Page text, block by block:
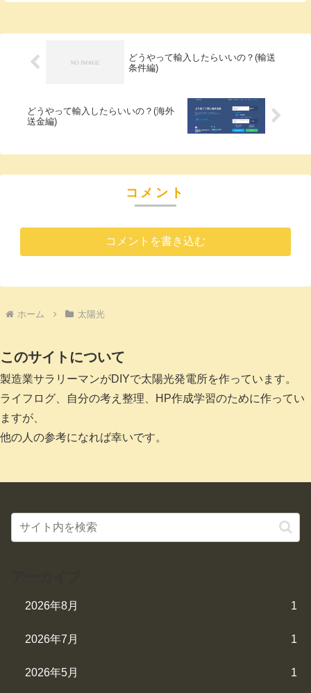
どうやって輸入したらいいの？(輸送
条件編)
どうやって輸入したらいいの？(海外
送金編)
コメント
コメントを書き込む
ホーム 太陽光
このサイトについて
製造業サラリーマンがDIYで太陽光発電所を作っています。
ライフログ、自分の考え整理、HP作成学習のために作ってい
ますが、
他の人の参考になれば幸いです。
2026年8月 1
2026年7月 1
2026年5月 1